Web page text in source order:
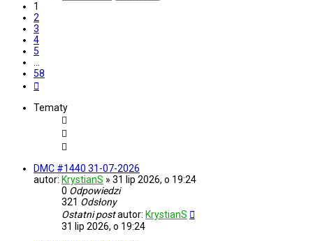
1
2
3
4
5
…
58
Tematy
DMC #1440 31-07-2026
autor: KrystianS » 31 lip 2026, o 19:24
0 Odpowiedzi
321 Odsłony
Ostatni postautor: KrystianS
31 lip 2026, o 19:24